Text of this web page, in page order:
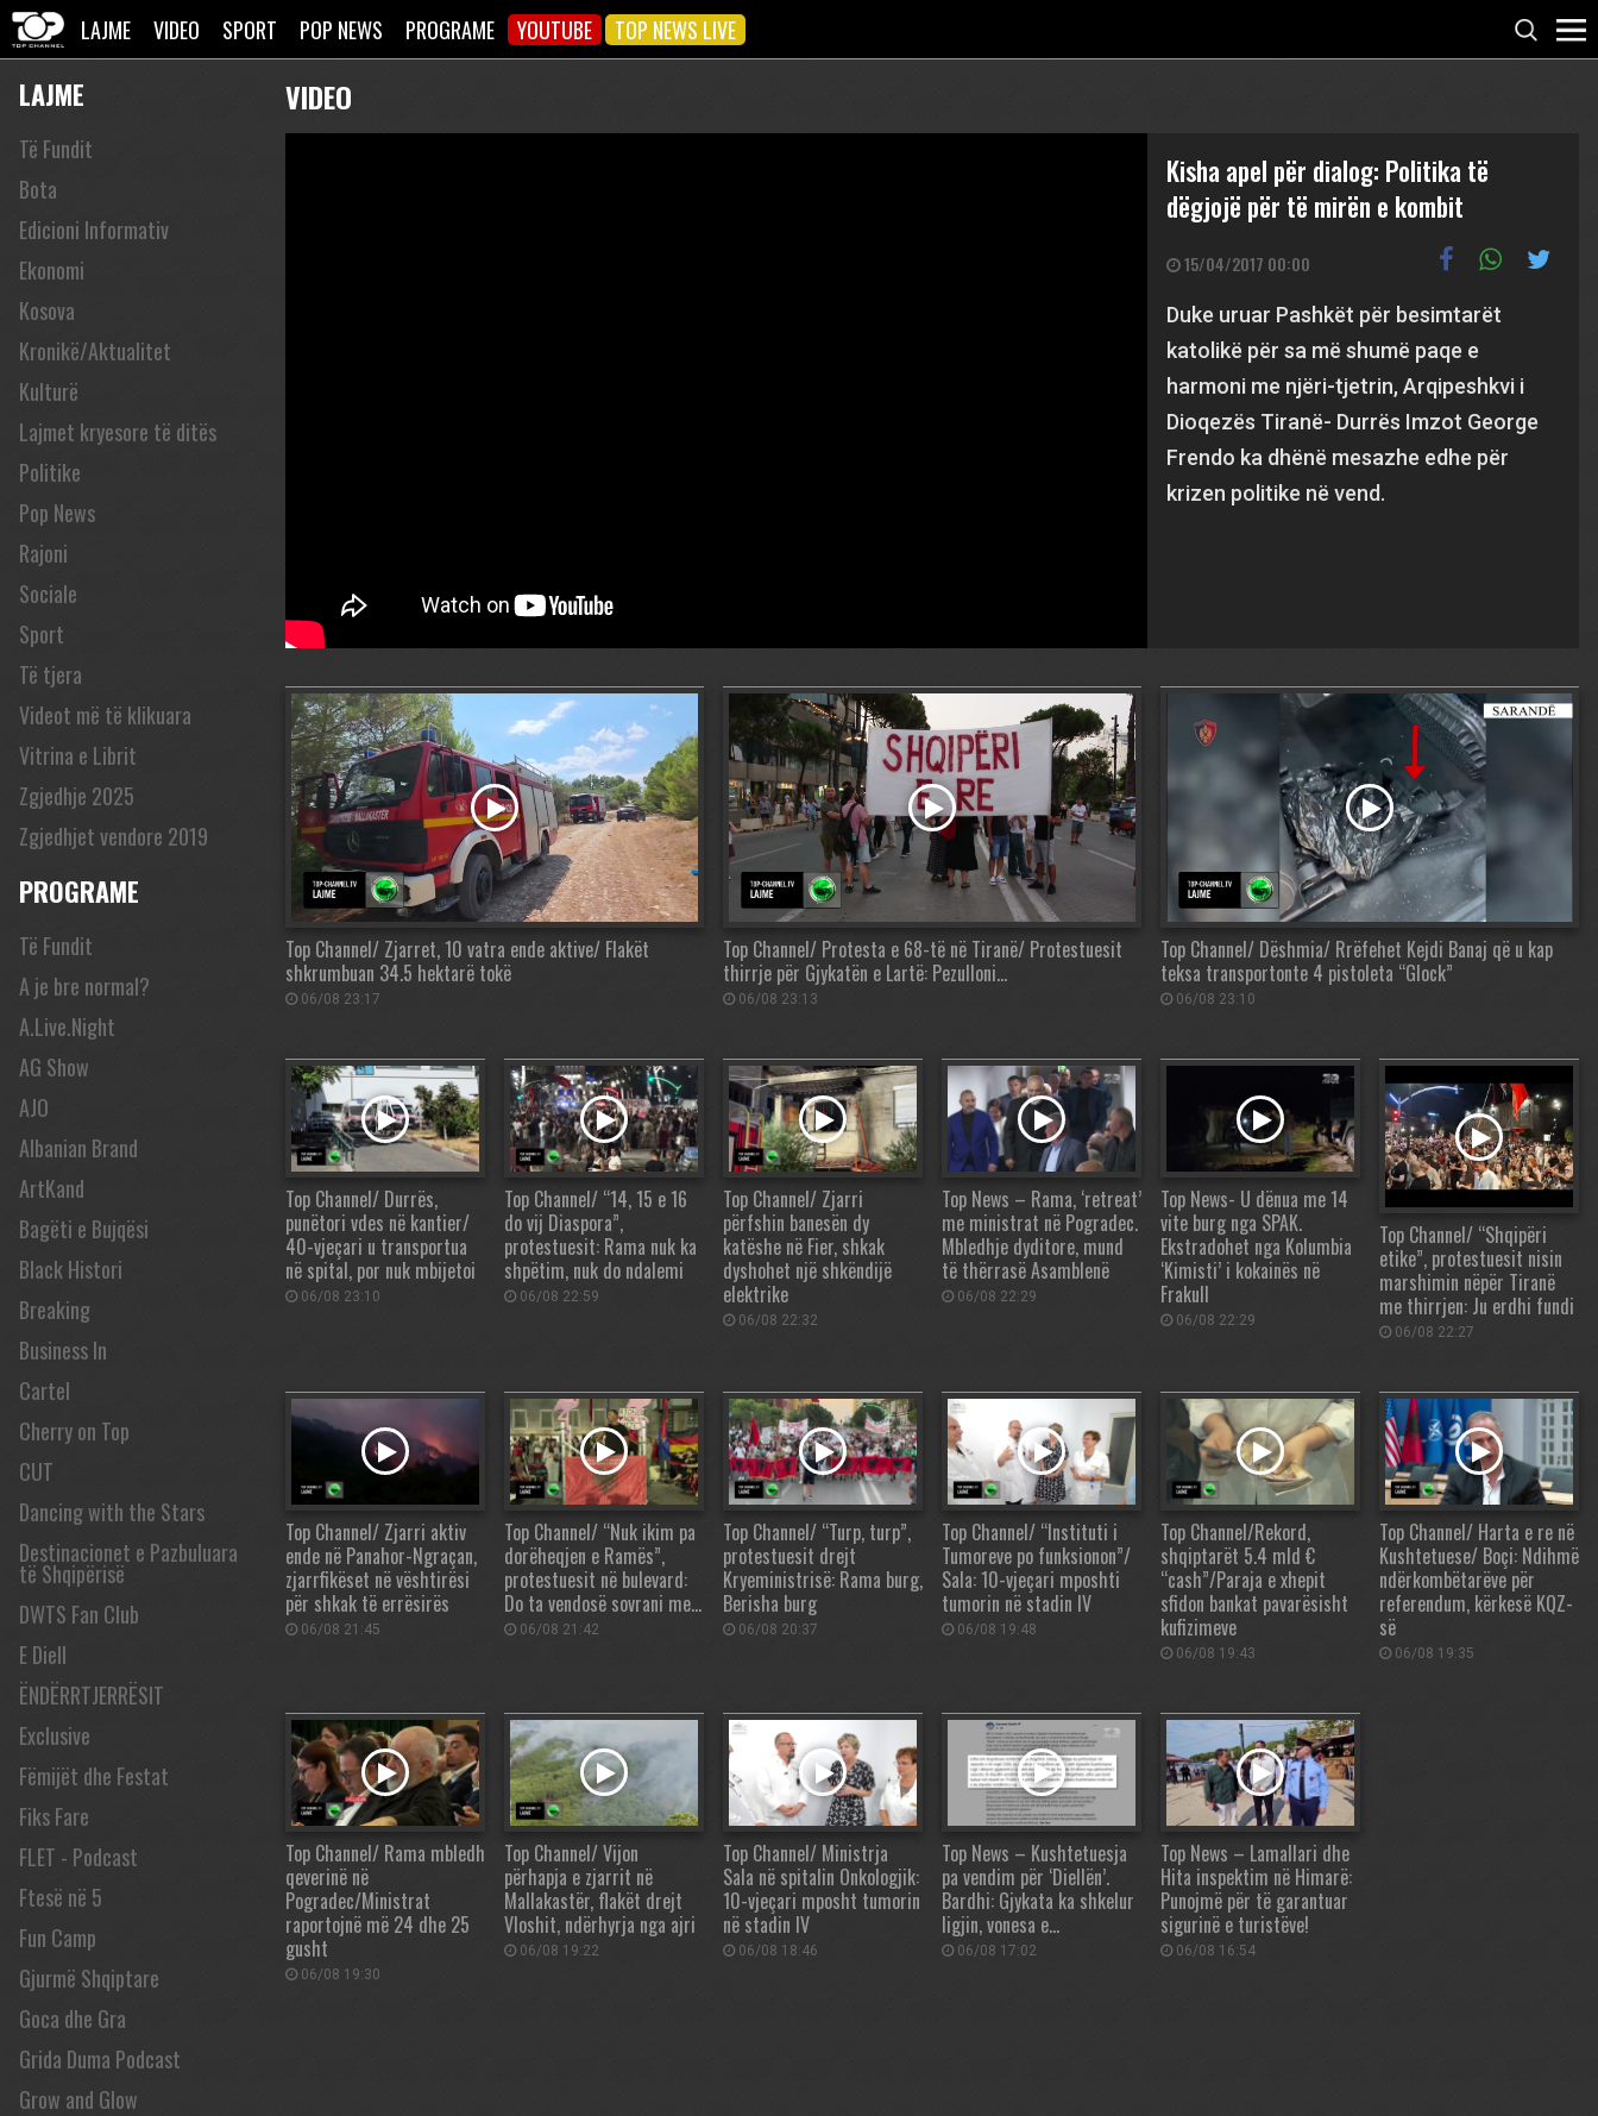
LAJME VIDEO SPORT POP NEWS PROGRAME YOUTUBE TOP NEWS LIVE
LAJME
Të Fundit
Bota
Edicioni Informativ
Ekonomi
Kosova
Kronikë/Aktualitet
Kulturë
Lajmet kryesore të ditës
Politike
Pop News
Rajoni
Sociale
Sport
Të tjera
Videot më të klikuara
Vitrina e Librit
Zgjedhje 2025
Zgjedhjet vendore 2019
PROGRAME
Të Fundit
A je bre normal?
A.Live.Night
AG Show
AJO
Albanian Brand
ArtKand
Bagëti e Bujqësi
Black Histori
Breaking
Business In
Cartel
Cherry on Top
CUT
Dancing with the Stars
Destinacionet e Pazbuluara
të Shqipërisë
DWTS Fan Club
E Diell
ËNDËRRTJERRËSIT
Exclusive
Fëmijët dhe Festat
Fiks Fare
FLET - Podcast
Ftesë në 5
Fun Camp
Gjurmë Shqiptare
Goca dhe Gra
Grida Duma Podcast
Grow and Glow
VIDEO
Kisha apel për dialog: Politika të
dëgjojë për të mirën e kombit
15/04/2017 00:00
Duke uruar Pashkët për besimtarët
katolikë për sa më shumë paqe e
harmoni me njëri-tjetrin, Arqipeshkvi i
Dioqezës Tiranë- Durrës Imzot George
Frendo ka dhënë mesazhe edhe për
krizen politike në vend.
Top Channel/ Zjarret, 10 vatra ende aktive/ Flakët
shkrumbuan 34.5 hektarë tokë
06/08 23:17
Top Channel/ Protesta e 68-të në Tiranë/ Protestuesit
thirrje për Gjykatën e Lartë: Pezulloni…
06/08 23:13
Top Channel/ Dëshmia/ Rrëfehet Kejdi Banaj që u kap
teksa transportonte 4 pistoleta “Glock”
06/08 23:10
Top Channel/ Durrës,
punëtori vdes në kantier/
40-vjeçari u transportua
në spital, por nuk mbijetoi
06/08 23:10
Top Channel/ “14, 15 e 16
do vij Diaspora”,
protestuesit: Rama nuk ka
shpëtim, nuk do ndalemi
06/08 22:59
Top Channel/ Zjarri
përfshin banesën dy
katëshe në Fier, shkak
dyshohet një shkëndijë
elektrike
06/08 22:32
Top News – Rama, ‘retreat’
me ministrat në Pogradec.
Mbledhje dyditore, mund
të thërrasë Asamblenë
06/08 22:29
Top News- U dënua me 14
vite burg nga SPAK.
Ekstradohet nga Kolumbia
‘Kimisti’ i kokainës në
Frakull
06/08 22:29
Top Channel/ “Shqipëri
etike”, protestuesit nisin
marshimin nëpër Tiranë
me thirrjen: Ju erdhi fundi
06/08 22:27
Top Channel/ Zjarri aktiv
ende në Panahor-Ngraçan,
zjarrfikëset në vështirësi
për shkak të errësirës
06/08 21:45
Top Channel/ “Nuk ikim pa
dorëheqjen e Ramës”,
protestuesit në bulevard:
Do ta vendosë sovrani me…
06/08 21:42
Top Channel/ “Turp, turp”,
protestuesit drejt
Kryeministrisë: Rama burg,
Berisha burg
06/08 20:37
Top Channel/ “Instituti i
Tumoreve po funksionon”/
Sala: 10-vjeçari mposhti
tumorin në stadin IV
06/08 19:48
Top Channel/Rekord,
shqiptarët 5.4 mld €
“cash”/Paraja e xhepit
sfidon bankat pavarësisht
kufizimeve
06/08 19:43
Top Channel/ Harta e re në
Kushtetuese/ Boçi: Ndihmë
ndërkombëtarëve për
referendum, kërkesë KQZ-
së
06/08 19:35
Top Channel/ Rama mbledh
qeverinë në
Pogradec/Ministrat
raportojnë më 24 dhe 25
gusht
06/08 19:30
Top Channel/ Vijon
përhapja e zjarrit në
Mallakastër, flakët drejt
Vloshit, ndërhyrja nga ajri
06/08 19:22
Top Channel/ Ministrja
Sala në spitalin Onkologjik:
10-vjeçari mposht tumorin
në stadin IV
06/08 18:46
Top News – Kushtetuesja
pa vendim për ‘Diellën’.
Bardhi: Gjykata ka shkelur
ligjin, vonesa e…
06/08 17:02
Top News – Lamallari dhe
Hita inspektim në Himarë:
Punojmë për të garantuar
sigurinë e turistëve!
06/08 16:54